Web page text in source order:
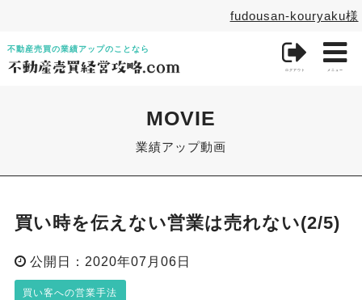
fudousan-kouryaku様
不動産売買の業績アップのことなら
ログアウト

メニュー
MOVIE
業績アップ動画
買い時を伝えない営業は売れない(2/5)
公開日：2020年07月06日
買い客への営業手法